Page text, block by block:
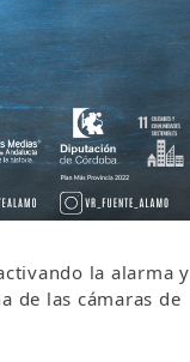
la alarma y
de las cámaras de